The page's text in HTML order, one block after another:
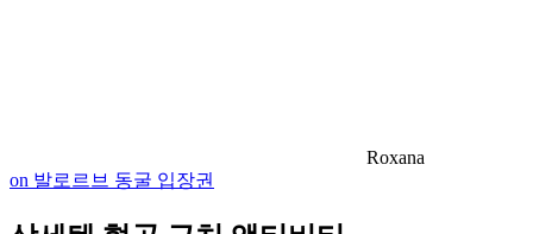
Roxana
on 발로르브 동굴 입장권